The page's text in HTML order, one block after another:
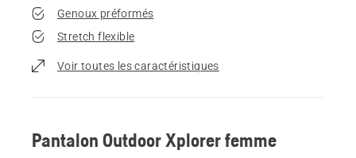
Genoux préformés
Stretch flexible
Voir toutes les caractéristiques
Pantalon Outdoor Xplorer femme